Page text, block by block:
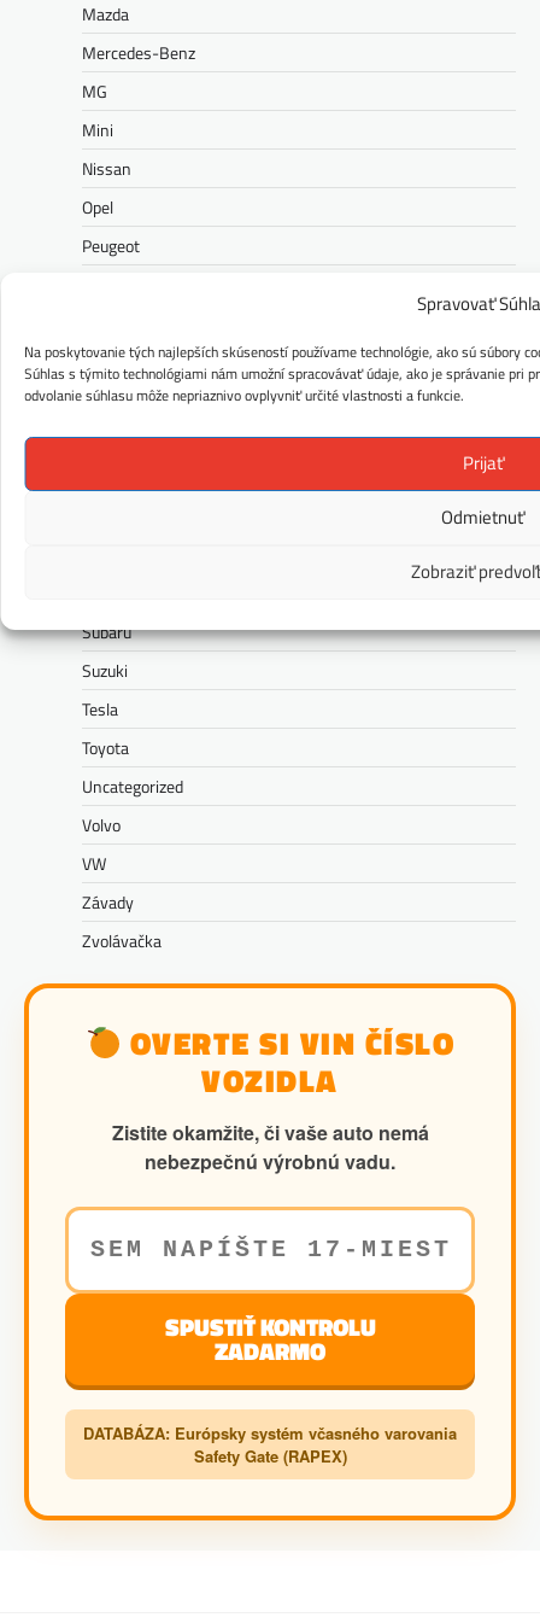
Spravovať
Na poskytovanie tých najlepších skúseností používame technológie, ako sú súbory
Súhlas s týmito technológiami nám umožní spracovávať údaje, ako je správanie pri
odvolanie súhlasu môže nepriaznivo ovplyvniť určité vlastnosti a funkcie.
Prijať
Odmietnuť
Zobraziť
Mazda
Mercedes-Benz
MG
Mini
Nissan
Opel
Peugeot
Ram
Range Rover
Renault
Subaru
Suzuki
Tesla
Toyota
Uncategorized
Volvo
VW
Závady
Zvolávačka
OVERTE SI VIN ČÍSLO
VOZIDLA
Zistite okamžite, či vaše auto nemá
nebezpečnú výrobnú vadu.
SPUSTIŤ KONTROLU
ZADARMO
DATABÁZA: Európsky systém včasného varovania
Safety Gate (RAPEX)